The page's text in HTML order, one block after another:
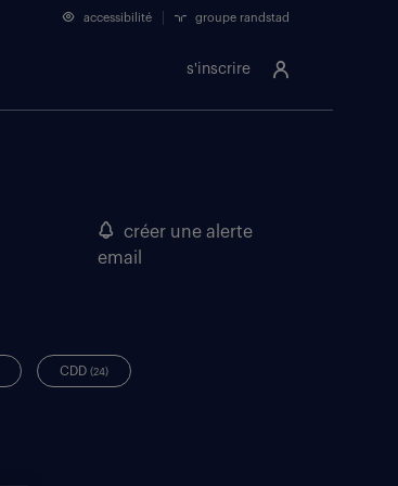
s'inscrire
accessibilité groupe randstad
créer une alerte
email
CDD(24)